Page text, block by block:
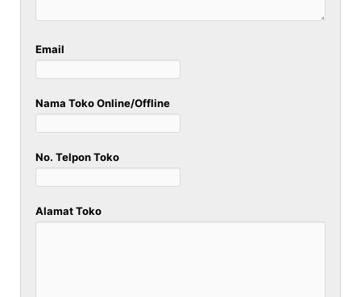
Email
Nama Toko Online/Offline
No. Telpon Toko
Alamat Toko